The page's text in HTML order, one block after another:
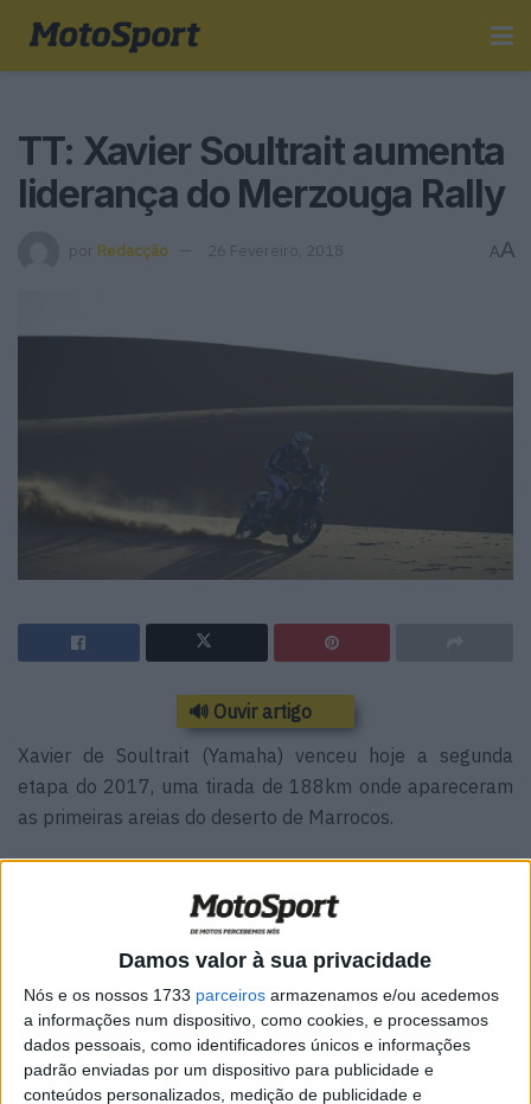
Damos valor à sua privacidade
Nós e os nossos 1733 parceiros armazenamos e/ou acedemos
a informações num dispositivo, como cookies, e processamos
dados pessoais, como identificadores únicos e informações
padrão enviadas por um dispositivo para publicidade e
conteúdos personalizados, medição de publicidade e
TT: Xavier Soultrait aumenta
liderança do Merzouga Rally
por Redacção 26 Fevereiro, 2018 AA
🔊 Ouvir artigo
Xavier de Soultrait (Yamaha) venceu hoje a segunda
etapa do 2017, uma tirada de 188km onde apareceram
as primeiras areias do deserto de Marrocos.
O piloto francês da Yamaha relegou para a segunda
posição Gerard Farres (KTM) que gastou mais 4 minutos,
enquanto Alessandro Botturi (Yamaha), repetiu o terceiro
lugar da véspera a 7m03s do vencedor desta segunda
etapa.
Entre os portugueses, Joaquim Rodrigues (Hero) voltou a
ser o melhor tirando a etapa desta segunda feira na nona